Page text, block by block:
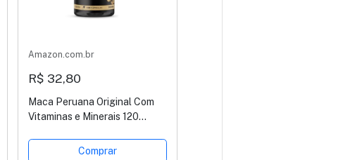
Amazon.com.br
R$ 32,80
Maca Peruana Original Com
Vitaminas e Minerais 120
Comprar